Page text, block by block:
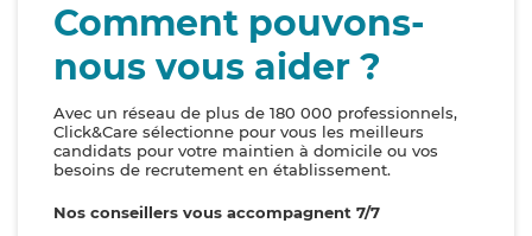
Comment pouvons-
nous vous aider ?
Avec un réseau de plus de 180 000 professionnels,
Click&Care sélectionne pour vous les meilleurs
candidats pour votre maintien à domicile ou vos
besoins de recrutement en établissement.
Nos conseillers vous accompagnent 7/7